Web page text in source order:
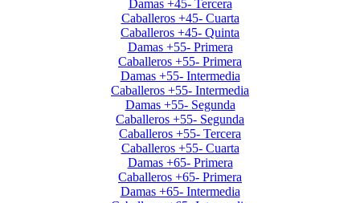
Damas +45- Tercera
Caballeros +45- Cuarta
Caballeros +45- Quinta
Damas +55- Primera
Caballeros +55- Primera
Damas +55- Intermedia
Caballeros +55- Intermedia
Damas +55- Segunda
Caballeros +55- Segunda
Caballeros +55- Tercera
Caballeros +55- Cuarta
Damas +65- Primera
Caballeros +65- Primera
Damas +65- Intermedia